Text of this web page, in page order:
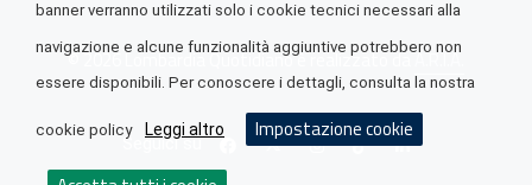
© 2026 Lombardia Quotidiano è realizzato daA.R.I.A.
Seguici su
banner verranno utilizzati solo i cookie tecnici necessari alla
navigazione e alcune funzionalità aggiuntive potrebbero non
essere disponibili. Per conoscere i dettagli, consulta la nostra
cookie policy Leggi altro Impostazione cookie